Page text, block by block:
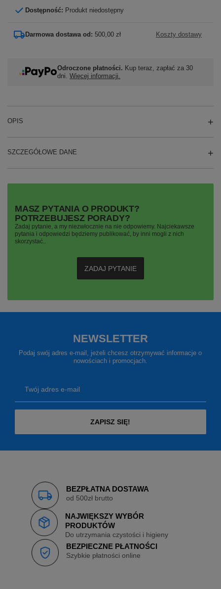
Dostępność: Produkt niedostępny
Darmowa dostawa od: 500,00 zł Koszty dostawy
Odroczone płatności. Kup teraz, zapłać za 30
dni. Więcej informacji.
OPIS
SZCZEGÓŁOWE DANE
MASZ PYTANIA O PRODUKT?
POTRZEBUJESZ PORADY?
Zadaj pytanie, a my niezwłocznie na nie odpowiemy. Najciekawsze
pytania i odpowiedzi będziemy publikować, by inni mogli z nich
skorzystać..
ZADAJ PYTANIE
NEWSLETTER
Podaj swój adres e-mail, jeżeli chcesz otrzymywać informacje o
nowościach i promocjach.
Twój adres e-mail
ZAPISZ SIĘ!
BEZPŁATNA DOSTAWA
od 500zł brutto
NAJWIĘKSZY WYBÓR
PRODUKTÓW
Do utrzymania czystości i higieny
BEZPIECZNE PŁATNOŚCI
Szybkie płatności online